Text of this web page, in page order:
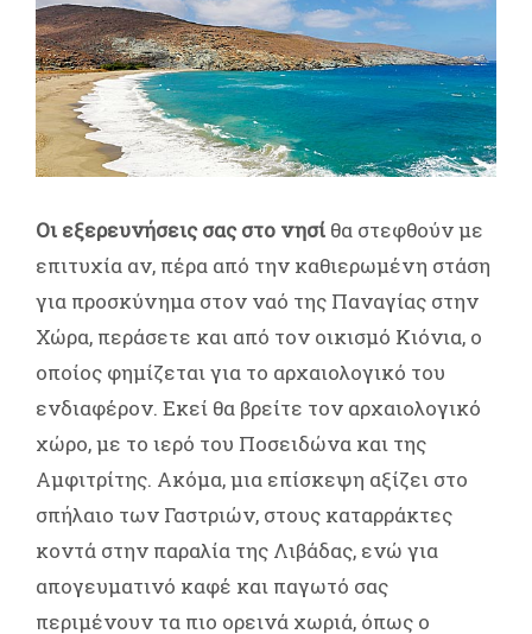
Οι εξερευνήσεις σας στο νησί θα στεφθούν με
επιτυχία αν, πέρα από την καθιερωμένη στάση
για προσκύνημα στον ναό της Παναγίας στην
Χώρα, περάσετε και από τον οικισμό Κιόνια, ο
οποίος φημίζεται για το αρχαιολογικό του
ενδιαφέρον. Εκεί θα βρείτε τον αρχαιολογικό
χώρο, με το ιερό του Ποσειδώνα και της
Αμφιτρίτης. Ακόμα, μια επίσκεψη αξίζει στο
σπήλαιο των Γαστριών, στους καταρράκτες
κοντά στην παραλία της Λιβάδας, ενώ για
απογευματινό καφέ και παγωτό σας
περιμένουν τα πιο ορεινά χωριά, όπως ο